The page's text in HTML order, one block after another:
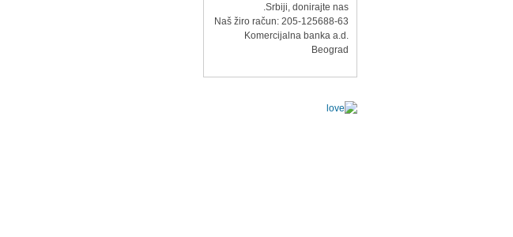
Srbiji, donirajte nas.
Naš žiro račun: 205-125688-63
Komercijalna banka a.d.
Beograd